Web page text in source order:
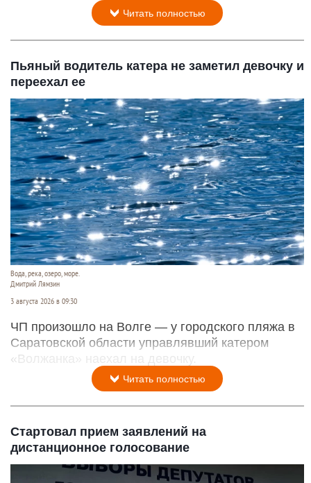
Читать полностью
Пьяный водитель катера не заметил девочку и
переехал ее
Вода, река, озеро, море.
Дмитрий Лямзин
3 августа 2026 в 09:30
ЧП произошло на Волге — у городского пляжа в
Саратовской области управлявший катером
«Волжанка» наехал на девочку.
Читать полностью
Стартовал прием заявлений на
дистанционное голосование